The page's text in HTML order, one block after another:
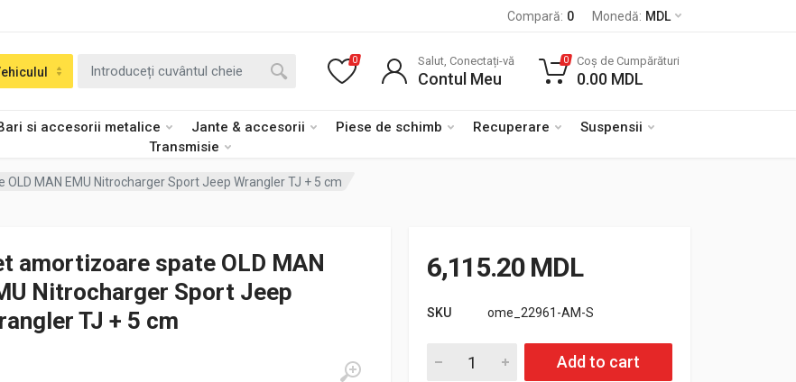
Compară: 0 Monedă: MDL
si accesorii metalice Jante & accesorii Piese de schimb Recuperare
Suspensii
Transmisie
0 Salut, Conectați-vă
Contul Meu
0 Coș de Cumpărături
0.00 MDL
MAN EMU Nitrocharger Sport Jeep Wrangler TJ + 5 cm
amortizoare spate OLD MAN
Nitrocharger Sport Jeep
TJ + 5 cm
6,115.20 MDL
SKU ome_22961-AM-S
Cantitate Set amortizoare spate OLD MAN EMU Nitrocharger
Add to cart